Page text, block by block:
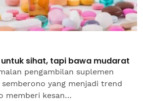
sihat, tapi bawa mudarat
pengambilan suplemen
yang menjadi trend
memberi kesan